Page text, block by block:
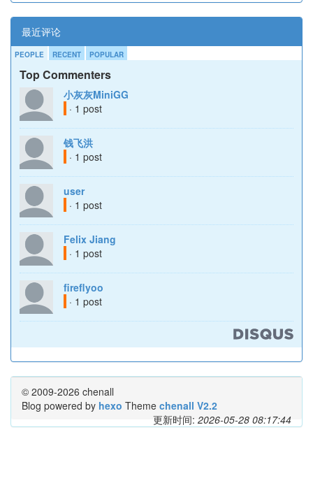
最近评论
PEOPLE RECENT POPULAR
Top Commenters
小灰灰MiniGG
· 1 post
钱飞洪
· 1 post
user
· 1 post
Felix Jiang
· 1 post
fireflyoo
· 1 post
© 2009-2026 chenall
Blog powered by hexo Theme chenall V2.2
更新时间: 2026-05-28 08:17:44